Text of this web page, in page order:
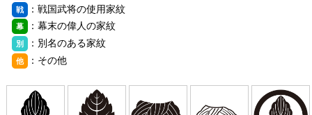
戦 ：戦国武将の使用家紋
幕 ：幕末の偉人の家紋
別 ：別名のある家紋
他 ：その他